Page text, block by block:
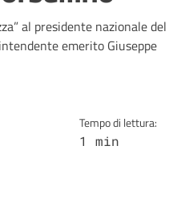
al presidente nazionale del
emerito Giuseppe
Tempo di lettura:
1 min